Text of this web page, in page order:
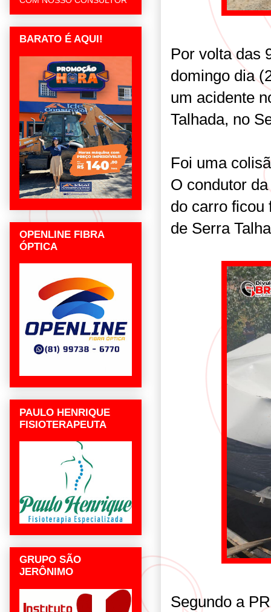
Por volta das
domingo dia
um acidente
Talhada, no
Foi uma
O condutor
do carro ficou
de Serra
Segundo a
BARATO É AQUI!
OPENLINE FIBRA
ÓPTICA
PAULO HENRIQUE
FISIOTERAPEUTA
GRUPO SÃO
JERÔNIMO